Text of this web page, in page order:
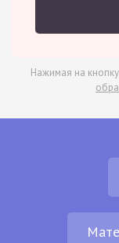
Нажимая на